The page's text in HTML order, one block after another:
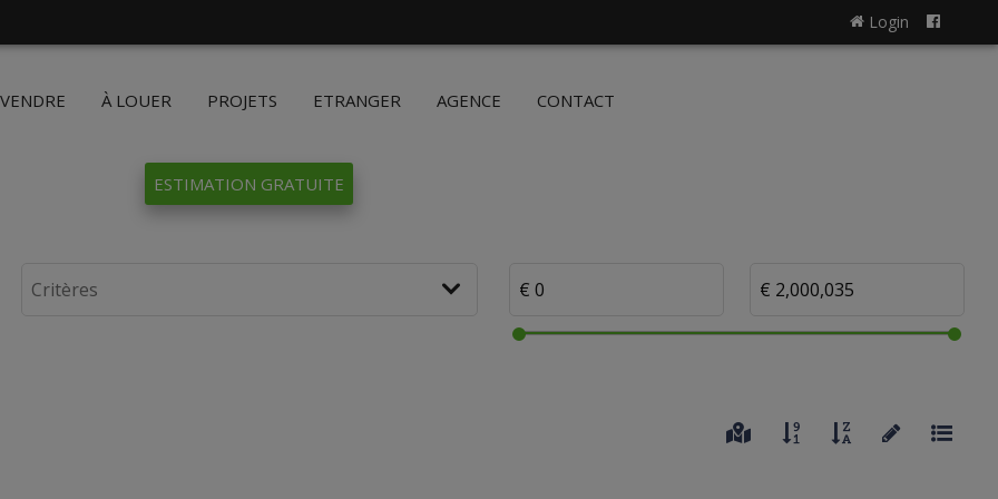
Login
À LOUER PROJETS ETRANGER AGENCE CONTACT
ESTIMATION GRATUITE